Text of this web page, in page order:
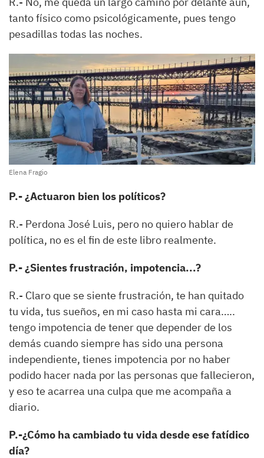
tanto físico como psicológicamente, pues tengo
pesadillas todas las noches.
Elena Fragio
P.- ¿Actuaron bien los políticos?
R.- Perdona José Luis, pero no quiero hablar de
política, no es el fin de este libro realmente.
P.- ¿Sientes frustración, impotencia...?
R.- Claro que se siente frustración, te han quitado
tu vida, tus sueños, en mi caso hasta mi cara…..
tengo impotencia de tener que depender de los
demás cuando siempre has sido una persona
independiente, tienes impotencia por no haber
podido hacer nada por las personas que fallecieron,
y eso te acarrea una culpa que me acompaña a
diario.
P.-¿Cómo ha cambiado tu vida desde ese fatídico
día?